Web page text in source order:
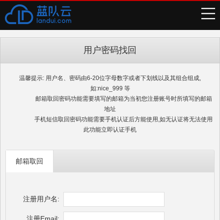
用户密码找回
温馨提示: 用户名、密码由6-20位字母数字或者下划线以及其组合组成,
如:nice_999 等
邮箱取回密码功能需要填写的邮箱为当初您注册账号时所填写的邮箱
地址
手机短信取回密码功能需要手机认证后方能使用,如无认证将无法使用
此功能立即认证手机
邮箱取回
注册用户名: